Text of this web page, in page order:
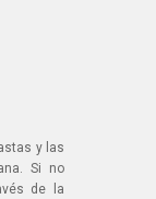
y las
Si no
de la